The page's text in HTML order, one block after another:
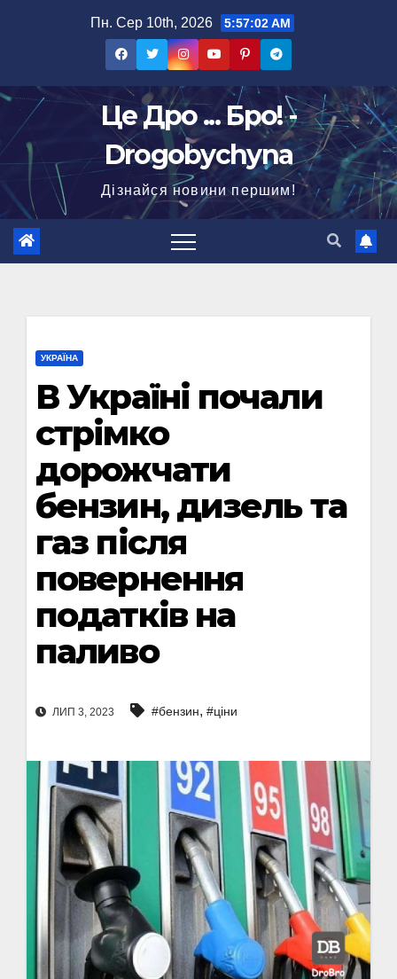
Пн. Сер 10th, 2026 5:57:03 AM
Це Дро ... Бро! -
Drogobychyna
Дізнайся новини першим!
УКРАЇНА
В Україні почали
стрімко
дорожчати
бензин, дизель та
газ після
повернення
податків на
паливо
ЛИП 3, 2023 #бензин, #ціни